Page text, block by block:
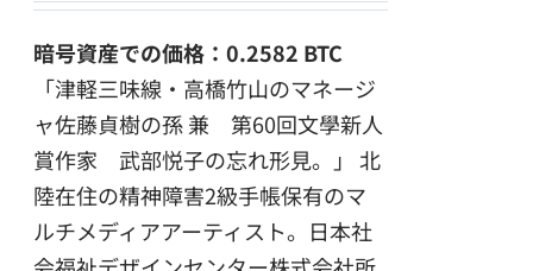
暗号資産での価格：0.2582 BTC
「津軽三味線・高橋竹山のマネージ
ャ佐藤貞樹の孫 兼 第60回文學新人
賞作家 武部悦子の忘れ形見。」
北
陸在住の精神障害2級手帳保有のマ
ルチメディアアーティスト。日本社